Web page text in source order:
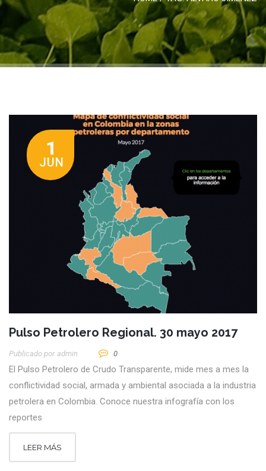
1
JUN
Pulso Petrolero Regional. 30 mayo 2017
Publicado por Admin 0
El Pulso Petrolero de Crudo Transparente, mide mes a mes la
conflictividad social, armada y ambiental asociada a la industria
petrolera en Colombia. Conoce nuestra infografía con los
reportes
LEER MÁS